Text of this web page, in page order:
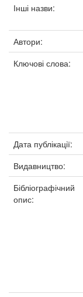
Інші назви:
Автори:
Ключові слова:
Дата публікації:
Видавництво:
Бібліографічний
опис: